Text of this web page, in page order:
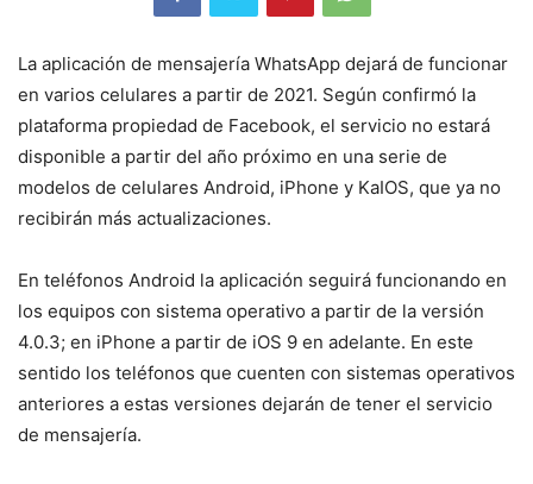
La aplicación de mensajería WhatsApp dejará de funcionar
en varios celulares a partir de 2021. Según confirmó la
plataforma propiedad de Facebook, el servicio no estará
disponible a partir del año próximo en una serie de
modelos de celulares Android, iPhone y KaIOS, que ya no
recibirán más actualizaciones.
En teléfonos Android la aplicación seguirá funcionando en
los equipos con sistema operativo a partir de la versión
4.0.3; en iPhone a partir de iOS 9 en adelante. En este
sentido los teléfonos que cuenten con sistemas operativos
anteriores a estas versiones dejarán de tener el servicio
de mensajería.